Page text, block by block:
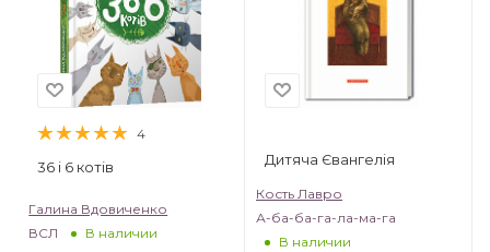
4
36 і 6 котів
Галина Вдовиченко
ВСЛ
В наличии
Дитяча Євангелія
Кость Лавро
А-ба-ба-га-ла-ма-га
В наличии